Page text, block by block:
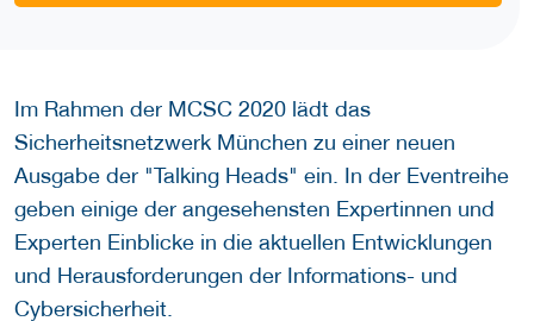
Im Rahmen der MCSC 2020 lädt das
Sicherheitsnetzwerk München zu einer neuen
Ausgabe der "Talking Heads" ein. In der Eventreihe
geben einige der angesehensten Expertinnen und
Experten Einblicke in die aktuellen Entwicklungen
und Herausforderungen der Informations- und
Cybersicherheit.